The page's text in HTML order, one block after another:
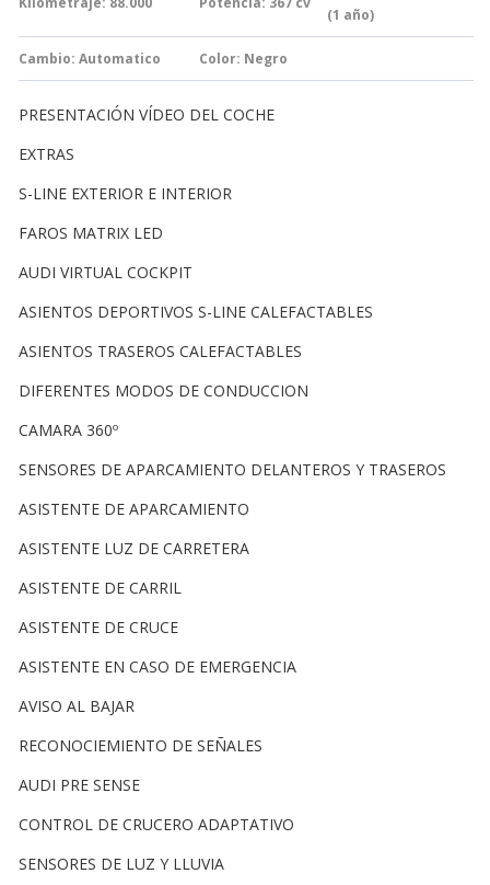
(1 año)
Cambio: Automatico Color: Negro
PRESENTACIÓN VÍDEO DEL COCHE
EXTRAS
S-LINE EXTERIOR E INTERIOR
FAROS MATRIX LED
AUDI VIRTUAL COCKPIT
ASIENTOS DEPORTIVOS S-LINE CALEFACTABLES
ASIENTOS TRASEROS CALEFACTABLES
DIFERENTES MODOS DE CONDUCCION
CAMARA 360º
SENSORES DE APARCAMIENTO DELANTEROS Y TRASEROS
ASISTENTE DE APARCAMIENTO
ASISTENTE LUZ DE CARRETERA
ASISTENTE DE CARRIL
ASISTENTE DE CRUCE
ASISTENTE EN CASO DE EMERGENCIA
AVISO AL BAJAR
RECONOCIEMIENTO DE SEÑALES
AUDI PRE SENSE
CONTROL DE CRUCERO ADAPTATIVO
SENSORES DE LUZ Y LLUVIA